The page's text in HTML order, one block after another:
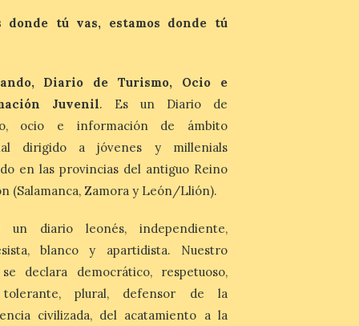
jóvenes “Enredando.info”. Eduardo
Camarzius fest: frente al
macroevento, un festival
cultural transformador
que apuesta por el legado.
6 Ago 2026
Los días 7, 8 y 9 de agosto
de 2026, Camarzana de
en punto de encuentro,
con la Villa Romana de
Orpheus. Vivimos un momento en el que la
música en directo mueve grandes
fenómenos de […]
donde tú vas, estamos donde tú
Diario de Turismo, Ocio e
Juvenil. Es un Diario de
ocio e información de ámbito
dirigido a jóvenes y millenials
en las provincias del antiguo Reino
(Salamanca, Zamora y León/Llión).
un diario leonés, independiente,
blanco y apartidista. Nuestro
declara democrático, respetuoso,
tolerante, plural, defensor de la
civilizada, del acatamiento a la